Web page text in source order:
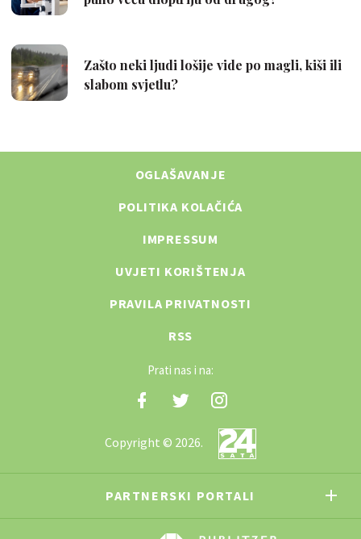
OGLAŠAVANJE
POLITIKA KOLAČIĆA
IMPRESSUM
UVJETI KORIŠTENJA
PRAVILA PRIVATNOSTI
RSS
Prati nas i na:
Copyright © 2026.
PARTNERSKI PORTALI